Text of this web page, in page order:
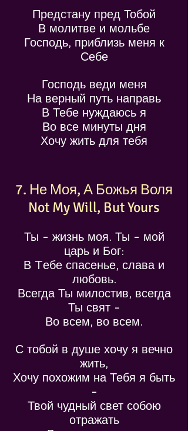
Предстану пред Тобой
В молитве и мольбе
Господь, приблизь меня к
Себе
Господь веди меня
На верный путь направь
В Тебе нуждаюсь я
Во все минуты дня
Хочу жить для тебя
7. Не Моя, А Божья Воля
Not My Will, But Yours
Ты - жизнь моя. Ты - мой
царь и Бог:
В Tебе спасенье, слава и
любовь.
Всегда Ты милостив, всегда
Ты свят -
Во всем, во всем.
С тобой в душе хочу я вечно
жить,
Хочу похожим на Тебя я быть
-
Твой чудный свет собою
отражать